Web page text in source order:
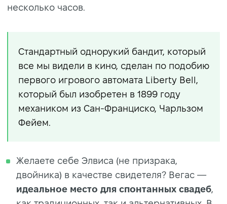
несколько часов.
Стандартный однорукий бандит, который
все мы видели в кино, сделан по подобию
первого игрового автомата Liberty Bell,
который был изобретен в 1899 году
механиком из Сан-Франциско, Чарльзом
Фейем.
Желаете себе Элвиса (не призрака,
двойника) в качестве свидетеля? Вегас —
идеальное место для спонтанных свадеб